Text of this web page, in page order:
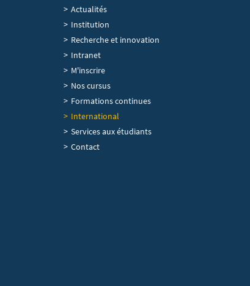
Actualités
Institution
Recherche et innovation
Intranet
Navigation principale
M'inscrire
Nos cursus
Formations continues
International
Services aux étudiants
Contact